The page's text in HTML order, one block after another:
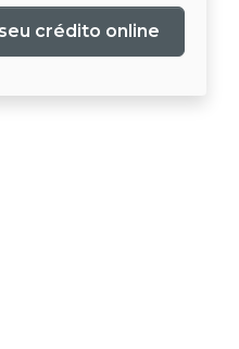
crédito online